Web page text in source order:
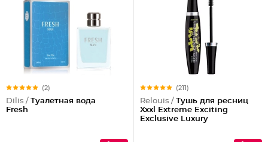
(2)
Dilis / Туалетная вода
Fresh
(211)
Relouis / Тушь для ресниц
Xxxl Extreme Exciting
Exclusive Luxury